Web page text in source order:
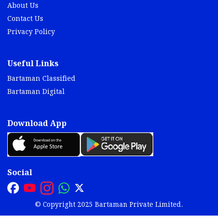
About Us
Contact Us
Privacy Policy
Useful Links
Bartaman Classified
Bartaman Digital
Download App
Social
© Copyright 2025 Bartaman Private Limited.